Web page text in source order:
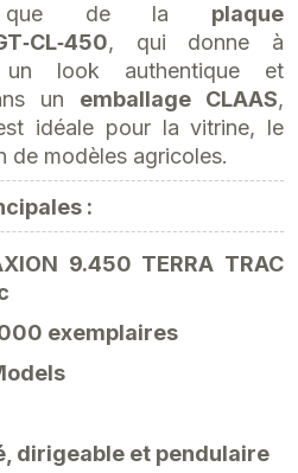
de la plaque
, qui donne à
un look authentique et
un emballage CLAAS,
idéale pour la vitrine, le
de modèles agricoles.
:
9.450 TERRA TRAC
exemplaires
dirigeable et pendulaire